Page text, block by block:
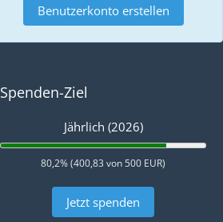
Benutzerkonto erstellen
Spenden-Ziel
Jährlich (2026)
80,2% (400,83 von 500 EUR)
Jetzt spenden